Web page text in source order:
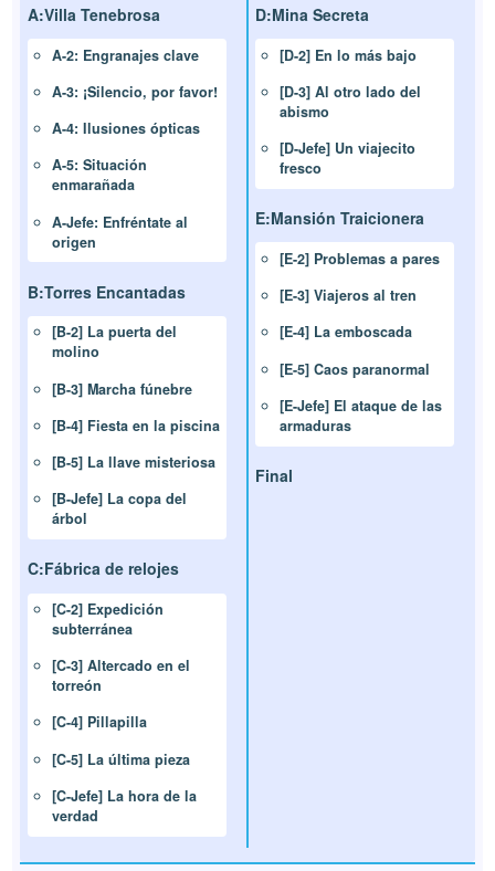
A:Villa Tenebrosa
A-2: Engranajes clave
A-3: ¡Silencio, por favor!
A-4: Ilusiones ópticas
A-5: Situación
enmarañada
A-Jefe: Enfréntate al
origen
B:Torres Encantadas
[B-2] La puerta del
molino
[B-3] Marcha fúnebre
[B-4] Fiesta en la piscina
[B-5] La llave misteriosa
[B-Jefe] La copa del
árbol
C:Fábrica de relojes
[C-2] Expedición
subterránea
[C-3] Altercado en el
torreón
[C-4] Pillapilla
[C-5] La última pieza
[C-Jefe] La hora de la
verdad
D:Mina Secreta
[D-2] En lo más bajo
[D-3] Al otro lado del
abismo
[D-Jefe] Un viajecito
fresco
E:Mansión Traicionera
[E-2] Problemas a pares
[E-3] Viajeros al tren
[E-4] La emboscada
[E-5] Caos paranormal
[E-Jefe] El ataque de las
armaduras
Final